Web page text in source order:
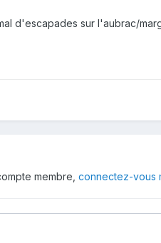
d'escapades sur l'aubrac/
membre, connectez-vous